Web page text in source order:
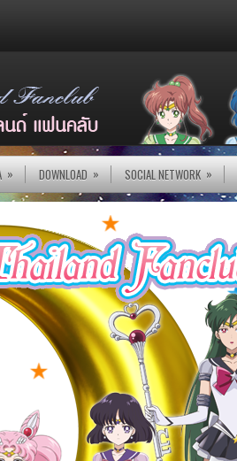
» DOWNLOAD » SOCIAL NETWORK »